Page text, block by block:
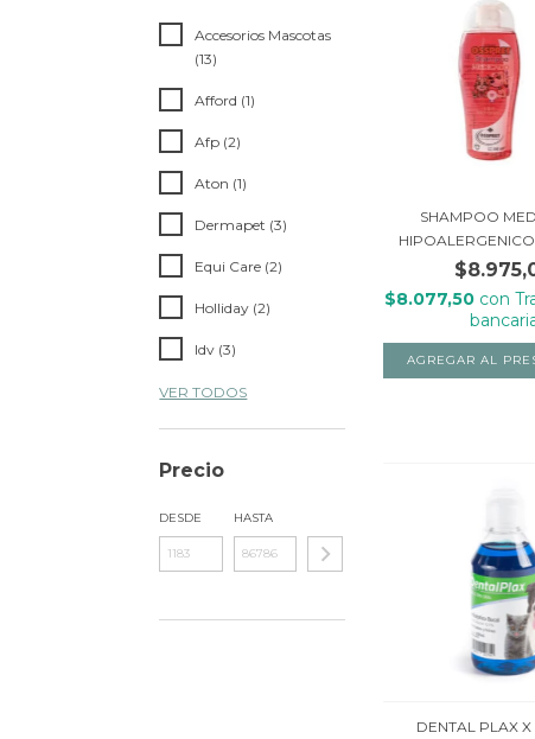
Accesorios Mascotas
(13)
Afford (1)
Afp (2)
Aton (1)
Dermapet (3)
Equi Care (2)
Holliday (2)
Idv (3)
VER TODOS
Precio
DESDE HASTA
SHAMPOO
$8.077,50 con
DENTAL PLAX